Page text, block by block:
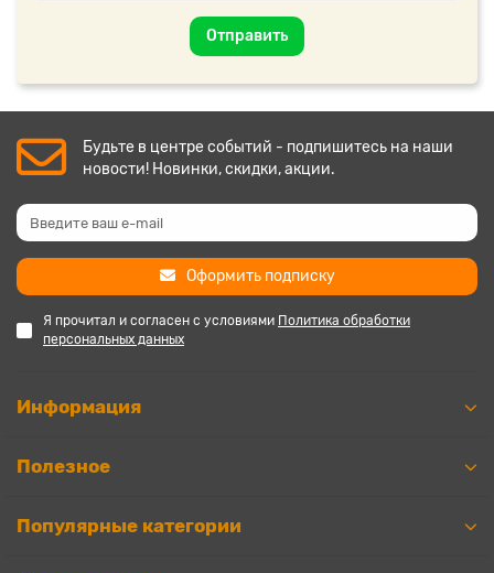
Отправить
Будьте в центре событий - подпишитесь на наши
новости! Новинки, скидки, акции.
Оформить подписку
Я прочитал и согласен с условиями Политика обработки
персональных данных
Информация
Полезное
Популярные категории